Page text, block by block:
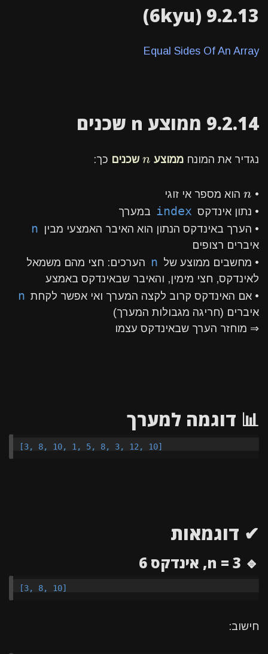
9.2.13 (6kyu)
Equal Sides Of An Array
9.2.14 ממוצע n שכנים
נגדיר את המונח ממוצע n
nשכנים כך:
•
n
nהוא מספר אי זוגי
• נתון אינדקס index במערך
• הערך באינדקס הנתון הוא האיבר האמצעי מבין n
איברים רצופים
• מחשבים ממוצע של n הערכים: חצי מהם משמאל
לאינדקס, חצי מימין, והאיבר שבאינדקס באמצע
• אם האינדקס קרוב לקצה המערך ואי אפשר לקחת n
איברים (חריגה מגבולות המערך)
⇒ מוחזר הערך שבאינדקס עצמו
📊 דוגמה למערך
✔ דוגמאות
🔹 n = 3, אינדקס 6
חישוב: